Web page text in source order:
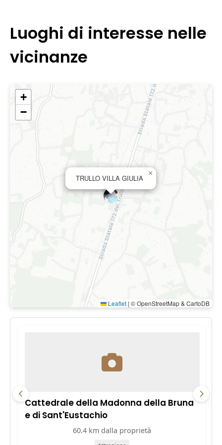
Luoghi di interesse nelle
vicinanze
TRULLO VILLA GIULIA
×
+
−
Leaflet | © OpenStreetMap & CartoDB
Cattedrale della Madonna della Bruna
e di Sant'Eustachio
60.4 km dalla proprietà